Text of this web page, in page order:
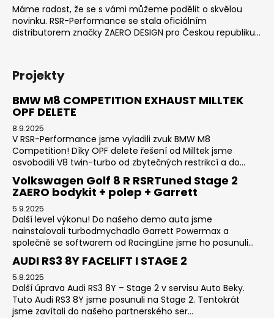
Máme radost, že se s vámi můžeme podělit o skvělou
novinku. RSR-Performance se stala oficiálním
distributorem značky ZAERO DESIGN pro Českou republiku...
Projekty
BMW M8 COMPETITION EXHAUST MILLTEK
OPF DELETE
8.9.2025
V RSR-Performance jsme vyladili zvuk BMW M8
Competition! Díky OPF delete řešení od Milltek jsme
osvobodili V8 twin-turbo od zbytečných restrikcí a do...
Volkswagen Golf 8 R RSRTuned Stage 2
ZAERO bodykit + polep + Garrett
5.9.2025
Další level výkonu! Do našeho demo auta jsme
nainstalovali turbodmychadlo Garrett Powermax a
společně se softwarem od RacingLine jsme ho posunuli...
AUDI RS3 8Y FACELIFT I STAGE 2
5.8.2025
Další úprava Audi RS3 8Y – Stage 2 v servisu Auto Beky.
Tuto Audi RS3 8Y jsme posunuli na Stage 2. Tentokrát
jsme zavítali do našeho partnerského ser...